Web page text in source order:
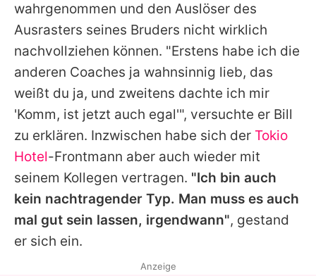
wahrgenommen und den Auslöser des
Ausrasters seines Bruders nicht wirklich
nachvollziehen können. "Erstens habe ich die
anderen Coaches ja wahnsinnig lieb, das
weißt du ja, und zweitens dachte ich mir
'Komm, ist jetzt auch egal'", versuchte er Bill
zu erklären. Inzwischen habe sich der Tokio
Hotel-Frontmann aber auch wieder mit
seinem Kollegen vertragen. "Ich bin auch
kein nachtragender Typ. Man muss es auch
mal gut sein lassen, irgendwann", gestand
er sich ein.
Anzeige